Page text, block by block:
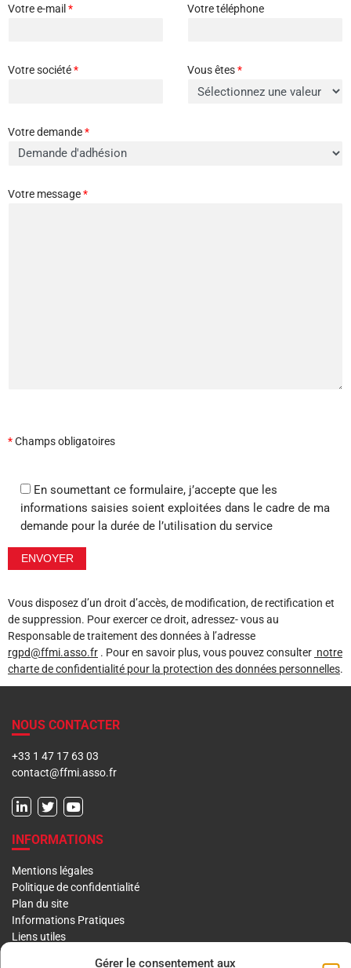
Gérer le consentement aux
Votre e-mail * Votre téléphone
Votre société* Vous êtes*
Votre demande*
Votre message*
*Champs obligatoires
En soumettant ce formulaire, j’accepte que les
informations saisies soient exploitées dans le cadre de ma
demande pour la durée de l’utilisation du service
Vous disposez d’un droit d’accès, de modification, de rectification et
de suppression. Pour exercer ce droit, adressez- vous au
Responsable de traitement des données à l’adresse
rgpd@ffmi.asso.fr . Pour en savoir plus, vous pouvez consulter notre
charte de confidentialité pour la protection des données personnelles.
NOUS CONTACTER
+33 1 47 17 63 03
contact@ffmi.asso.fr
INFORMATIONS
Mentions légales
Politique de confidentialité
Plan du site
Informations Pratiques
Liens utiles